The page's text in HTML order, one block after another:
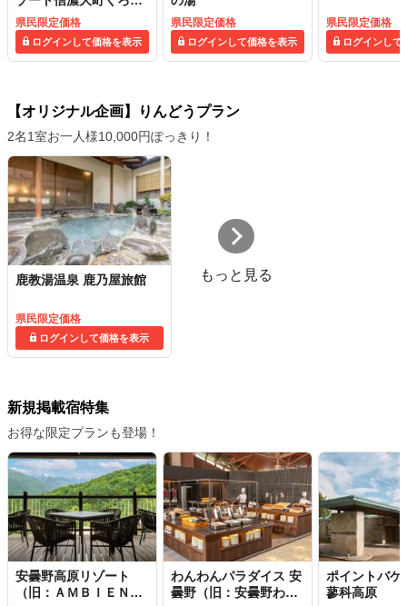
ん
県民限定価格
ログインして価格を表示
県民限定価格
ログインして価格を表示
県民限定価格
ログインして
【オリジナル企画】りんどうプラン
2名1室お一人様10,000円ぽっきり！
鹿教湯温泉 鹿乃屋旅館
県民限定価格
ログインして価格を表示
もっと見る
新規掲載宿特集
お得な限定プランも登場！
安曇野高原リゾート
（旧：ＡＭＢＩＥＮＴ
わんわんパラダイス 安
曇野（旧：安曇野わん
ポイントバケ
蓼科高原